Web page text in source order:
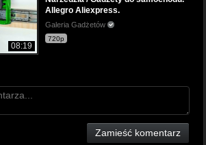
08:19
Allegro Aliexpress.
Galeria Gadżetów
720p
Zamieść komentarz